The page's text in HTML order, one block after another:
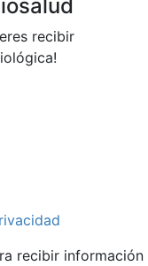
recibir
recibir información